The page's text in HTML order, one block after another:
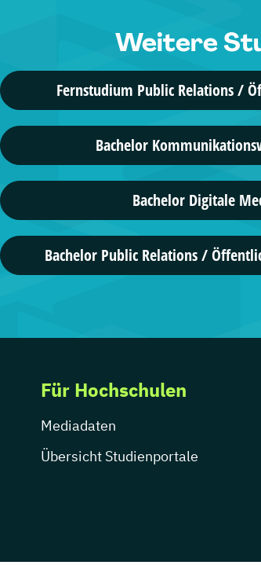
Weitere
Fernstudium Public Relations /
Bachelor
Bachelor Digitale
Bachelor Public Relations /
Für Hochschulen
Mediadaten
Übersicht Studienportale